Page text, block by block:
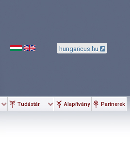
hungaricus.hu
Tudástár Alapítvány Partnerek